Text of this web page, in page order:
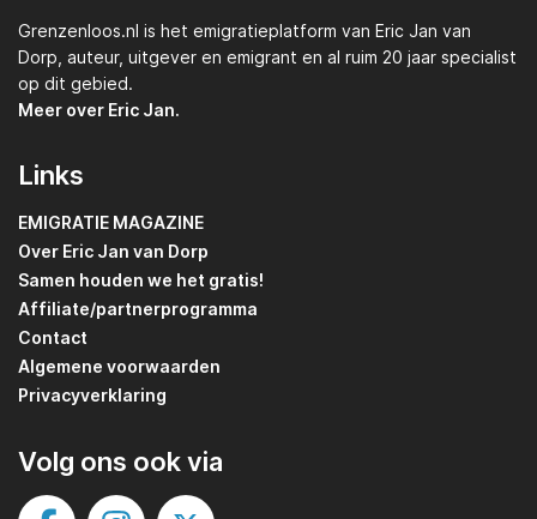
Grenzenloos.nl is het emigratieplatform van Eric Jan van
Dorp, auteur, uitgever en emigrant en al ruim 20 jaar specialist
op dit gebied.
Meer over Eric Jan.
Links
EMIGRATIE MAGAZINE
Over Eric Jan van Dorp
Samen houden we het gratis!
Affiliate/partnerprogramma
Contact
Algemene voorwaarden
Privacyverklaring
Volg ons ook via